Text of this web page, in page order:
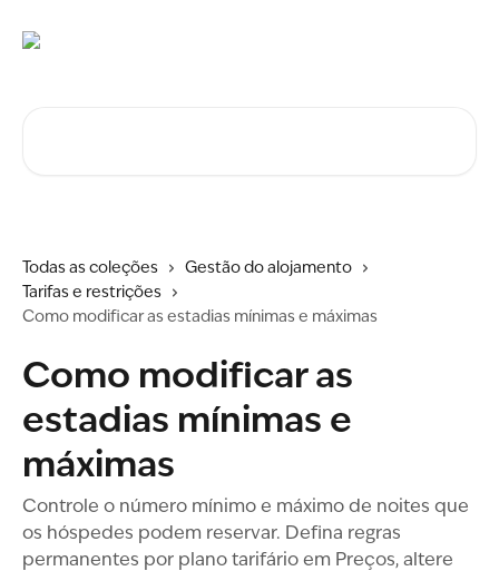
Todas as coleções
Gestão do alojamento
Tarifas e restrições
Como modificar as estadias mínimas e máximas
Como modificar as
estadias mínimas e
máximas
Controle o número mínimo e máximo de noites que
os hóspedes podem reservar. Defina regras
permanentes por plano tarifário em Preços, altere